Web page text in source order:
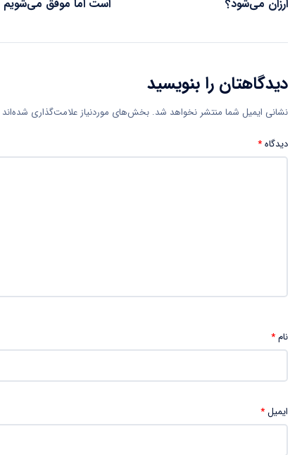
ارزان می‌شود؟
است اما موفق می‌شویم
دیدگاهتان را بنویسید
نشانی ایمیل شما منتشر نخواهد شد. بخش‌های موردنیاز علامت‌گذاری شده‌اند
دیدگاه*
نام*
ایمیل*